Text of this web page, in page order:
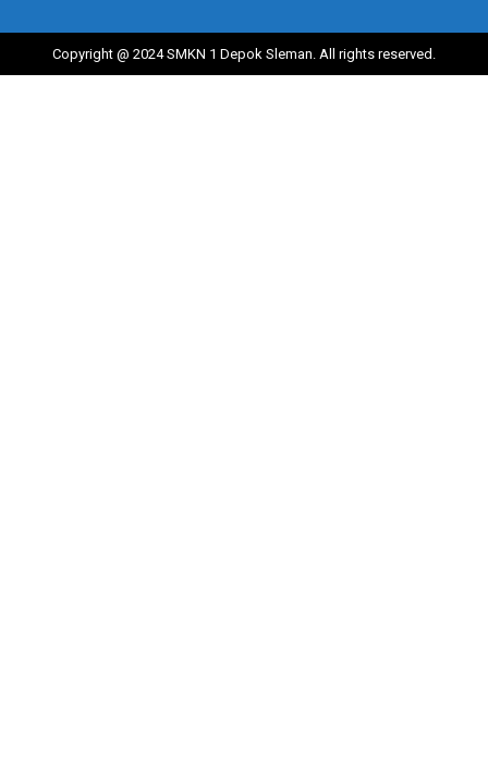
Copyright @ 2024 SMKN 1 Depok Sleman. All rights reserved.